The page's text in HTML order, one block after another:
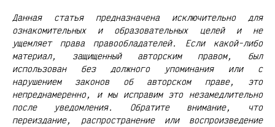
Данная статья предназначена исключительно для
ознакомительных и образовательных целей и не
ущемляет права правообладателей. Если какой-либо
материал, защищенный авторским правом, был
использован без должного упоминания или с
нарушением законов об авторском праве, это
непреднамеренно, и мы исправим это незамедлительно
после уведомления. Обратите внимание, что
переиздание, распространение или воспроизведение